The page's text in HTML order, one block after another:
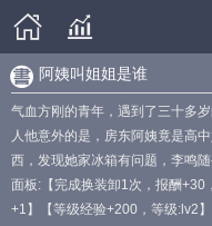
阿姨叫姐姐是谁
气血方刚的青年，遇到了三十多
人他意外的是，房东阿姨竟是高
西，发现她家冰箱有问题，李鸣
面板:【完成换装卸1次，报酬
+1】【等级经验+200，等级:lv2